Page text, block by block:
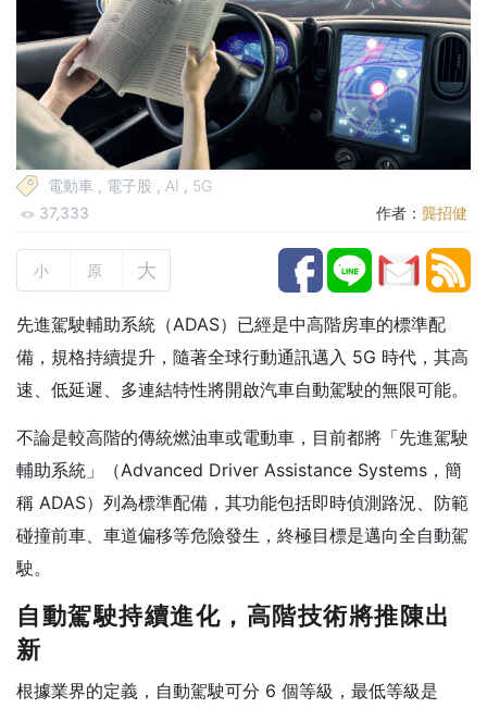
電動車 , 電子股 , AI , 5G
37,333
作者： 龔招健
小 原 大
先進駕駛輔助系統（ADAS）已經是中高階房車的標準配
備，規格持續提升，隨著全球行動通訊邁入 5G 時代，其高
速、低延遲、多連結特性將開啟汽車自動駕駛的無限可能。
不論是較高階的傳統燃油車或電動車，目前都將「先進駕駛
輔助系統」（Advanced Driver Assistance Systems，簡
稱 ADAS）列為標準配備，其功能包括即時偵測路況、防範
碰撞前車、車道偏移等危險發生，終極目標是邁向全自動駕
駛。
自動駕駛持續進化，高階技術將推陳出
新
根據業界的定義，自動駕駛可分 6 個等級，最低等級是